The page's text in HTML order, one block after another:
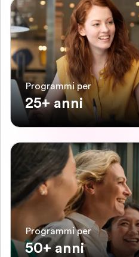
Programmi per
25+ anni
Programmi per
50+ anni